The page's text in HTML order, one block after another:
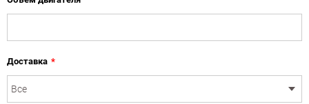
Доставка *